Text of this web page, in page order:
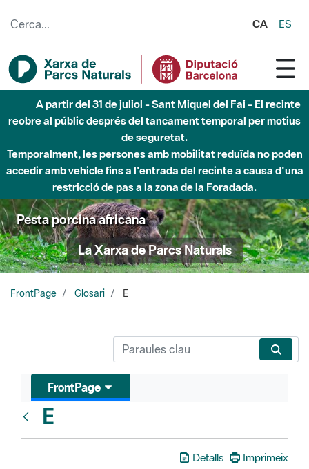
CA ES
A partir del 31 de juliol - Sant Miquel del Fai - El recinte
reobre al públic després del tancament temporal per motius
de seguretat.
Temporalment, les persones amb mobilitat reduïda no poden
accedir amb vehicle fins a l'entrada del recinte a causa d'una
restricció de pas a la zona de la Foradada.
Pesta porcina africana
La Xarxa de Parcs Naturals
FrontPage Glosari E
FrontPage
E
Detalls Imprimeix